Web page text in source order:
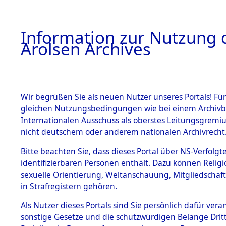
BESTÄNDE
1.
Inhaftierungsdoku
mente
1.2.9 Beim ITS
verwahrte
1.2.9.1
Effekten aus
5Akten
EUGEN
Land
Information zur Nutzung
Arolsen Archives
Wir begrüßen Sie als neuen Nutzer unseres Portals!
gleichen Nutzungsbedingungen wie bei einem
Internationalen Ausschuss als oberstes
nicht deutschem oder anderem nationalen
Bitte beachten Sie, dass dieses Portal über NS-
identifizierbaren Personen enthält. Dazu können
sexuelle Orientierung, Weltanschauung,
in Strafregistern gehören.
Als Nutzer dieses Portals sind Sie persönlich dafür
sonstige Gesetze und die schutzwürdigen Belange